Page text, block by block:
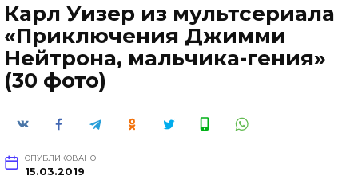
Карл Уизер из мультсериала
«Приключения Джимми
Нейтрона, мальчика-гения»
(30 фото)
ОПУБЛИКОВАНО
15.03.2019